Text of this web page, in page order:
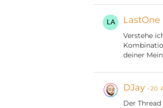
LastOne
Verstehe
deiner
DJay 20.
Der